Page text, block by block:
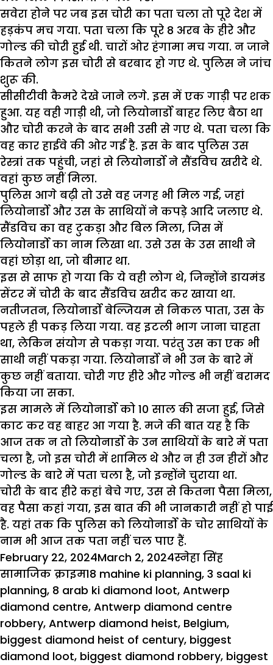
सवेरा होने पर जब इस चोरी का पता चला तो पूरे देश में
हड़कंप मच गया. पता चला कि पूरे 8 अरब के हीरे और
गोल्ड की चोरी हुई थी. चारों ओर हंगामा मच गया. न जाने
कितने लोग इस चोरी से बरबाद हो गए थे. पुलिस ने जांच
शुरू की.
सीसीटीवी कैमरे देखे जाने लगे. इस में एक गाड़ी पर शक
हुआ. यह वही गाड़ी थी, जो लियोनार्डो बाहर लिए बैठा था
और चोरी करने के बाद सभी उसी से गए थे. पता चला कि
वह कार हाईवे की ओर गई है. इस के बाद पुलिस उस
रेस्त्रां तक पहुंची, जहां से लियोनार्डो ने सैंडविच खरीदे थे.
वहां कुछ नहीं मिला.
पुलिस आगे बढ़ी तो उसे वह जगह भी मिल गई, जहां
लियोनार्डो और उस के साथियों ने कपड़े आदि जलाए थे.
सैंडविच का वह टुकड़ा और बिल मिला, जिस में
लियोनार्डो का नाम लिखा था. उसे उस के उस साथी ने
वहां छोड़ा था, जो बीमार था.
इस से साफ हो गया कि ये वही लोग थे, जिन्होंने डायमंड
सेंटर में चोरी के बाद सैंडविच खरीद कर खाया था.
नतीजतन, लियोनार्डो बेल्जियम से निकल पाता, उस के
पहले ही पकड़ लिया गया. वह इटली भाग जाना चाहता
था, लेकिन संयोग से पकड़ा गया. परंतु उस का एक भी
साथी नहीं पकड़ा गया. लियोनार्डो ने भी उन के बारे में
कुछ नहीं बताया. चोरी गए हीरे और गोल्ड भी नहीं बरामद
किया जा सका.
इस मामले में लियोनार्डो को 10 साल की सजा हुई, जिसे
काट कर वह बाहर आ गया है. मजे की बात यह है कि
आज तक न तो लियोनार्डो के उन साथियों के बारे में पता
चला है, जो इस चोरी में शामिल थे और न ही उन हीरों और
गोल्ड के बारे में पता चला है, जो इन्होंने चुराया था.
चोरी के बाद हीरे कहां बेचे गए, उस से कितना पैसा मिला,
वह पैसा कहां गया, इस बात की भी जानकारी नहीं हो पाई
है. यहां तक कि पुलिस को लियोनार्डो के चोर साथियों के
नाम भी आज तक पता नहीं चल पाए हैं.
Posted
on
February 22, 2024March 2, 2024Author
स्नेहा सिंह
सामाजिक क्राइमTags
18 mahine ki planning, 3 saal ki
planning, 8 arab ki diamond loot, Antwerp
diamond centre, Antwerp diamond centre
robbery, Antwerp diamond heist, Belgium,
biggest diamond heist of century, biggest
diamond loot, biggest diamond robbery, biggest